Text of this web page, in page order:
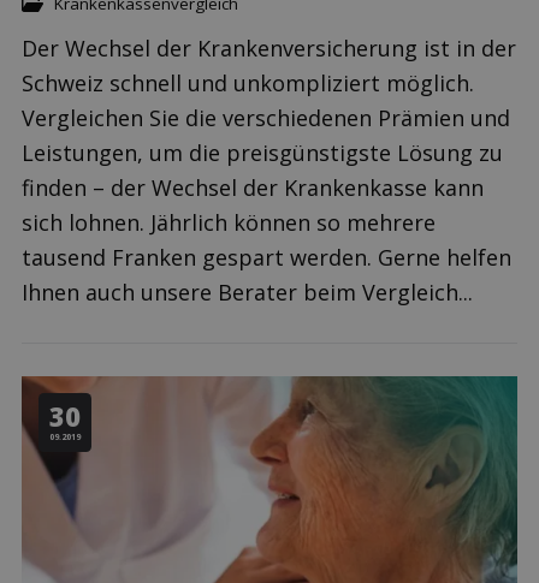
Der Wechsel der Krankenversicherung ist in der
Schweiz schnell und unkompliziert möglich.
Vergleichen Sie die verschiedenen Prämien und
Leistungen, um die preisgünstigste Lösung zu
finden – der Wechsel der Krankenkasse kann
sich lohnen. Jährlich können so mehrere
tausend Franken gespart werden. Gerne helfen
Ihnen auch unsere Berater beim Vergleich...
30
09.2019